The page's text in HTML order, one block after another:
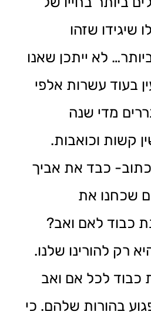
שיגידו שזהו
לא ייתכן שאנו
בעוד עשרות אלפי
מדי שנה
קשות וכואבות.
כבד את אביך
שכחנו את
כבוד לאם ואב?
רק להורינו שלנו.
כבוד לכל אם ואב
בהורות שלהם. כי